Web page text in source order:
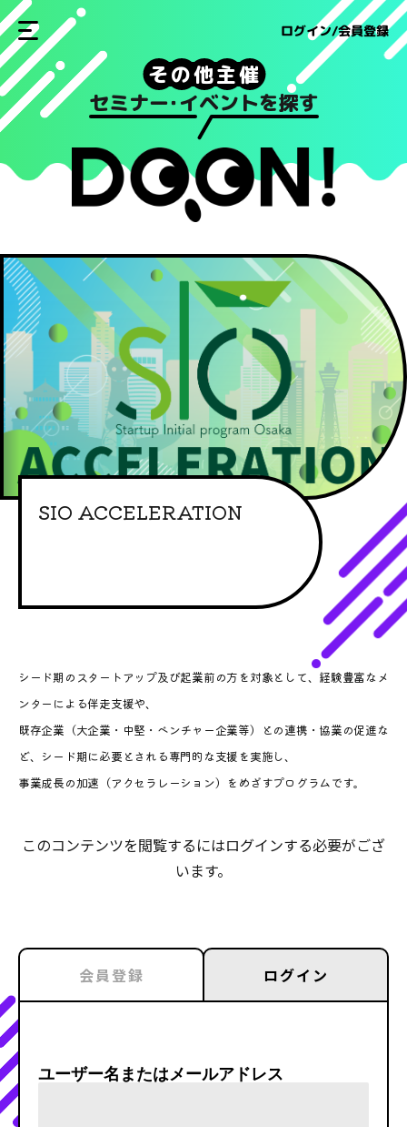
ログイン/会員登録
その他主催
セミナー・イベントを探す
SIO ACCELERATION
シード期のスタートアップ及び起業前の方を対象として、経験豊富なメ
ンターによる伴走支援や、
既存企業（大企業・中堅・ベンチャー企業等）との連携・協業の促進な
ど、シード期に必要とされる専門的な支援を実施し、
事業成長の加速（アクセラレーション）をめざすプログラムです。
このコンテンツを閲覧するにはログインする必要がござ
います。
会員登録 ログイン
ユーザー名またはメールアドレス